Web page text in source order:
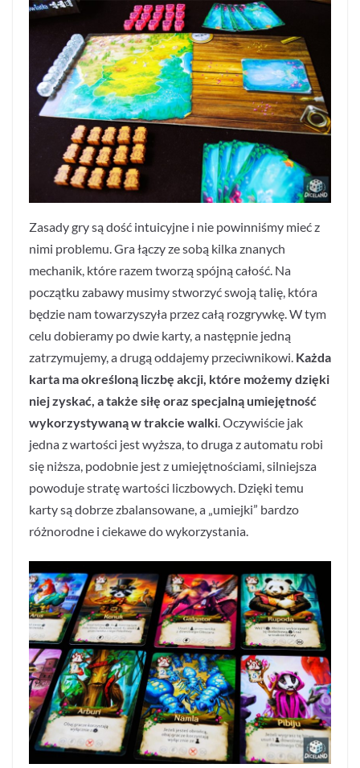
Zasady gry są dość intuicyjne i nie powinniśmy mieć z
nimi problemu. Gra łączy ze sobą kilka znanych
mechanik, które razem tworzą spójną całość. Na
początku zabawy musimy stworzyć swoją talię, która
będzie nam towarzyszyła przez całą rozgrywkę. W tym
celu dobieramy po dwie karty, a następnie jedną
zatrzymujemy, a drugą oddajemy przeciwnikowi. Każda
karta ma określoną liczbę akcji, które możemy dzięki
niej zyskać, a także siłę oraz specjalną umiejętność
wykorzystywaną w trakcie walki. Oczywiście jak
jedna z wartości jest wyższa, to druga z automatu robi
się niższa, podobnie jest z umiejętnościami, silniejsza
powoduje stratę wartości liczbowych. Dzięki temu
karty są dobrze zbalansowane, a „umiejki” bardzo
różnorodne i ciekawe do wykorzystania.